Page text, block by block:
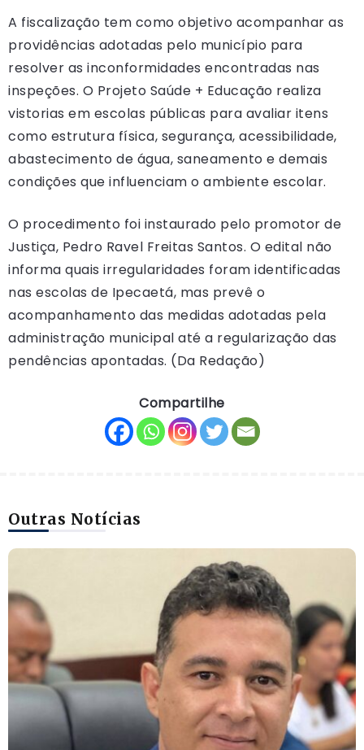
A fiscalização tem como objetivo acompanhar as
providências adotadas pelo município para
resolver as inconformidades encontradas nas
inspeções. O Projeto Saúde + Educação realiza
vistorias em escolas públicas para avaliar itens
como estrutura física, segurança, acessibilidade,
abastecimento de água, saneamento e demais
condições que influenciam o ambiente escolar.
O procedimento foi instaurado pelo promotor de
Justiça, Pedro Ravel Freitas Santos. O edital não
informa quais irregularidades foram identificadas
nas escolas de Ipecaetá, mas prevê o
acompanhamento das medidas adotadas pela
administração municipal até a regularização das
pendências apontadas. (Da Redação)
Compartilhe
Outras Notícias